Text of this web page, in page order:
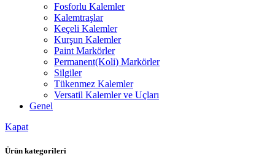
Fosforlu Kalemler
Kalemtraşlar
Keçeli Kalemler
Kurşun Kalemler
Paint Markörler
Permanent(Koli) Markörler
Silgiler
Tükenmez Kalemler
Versatil Kalemler ve Uçları
Genel
Kapat
Ürün kategorileri